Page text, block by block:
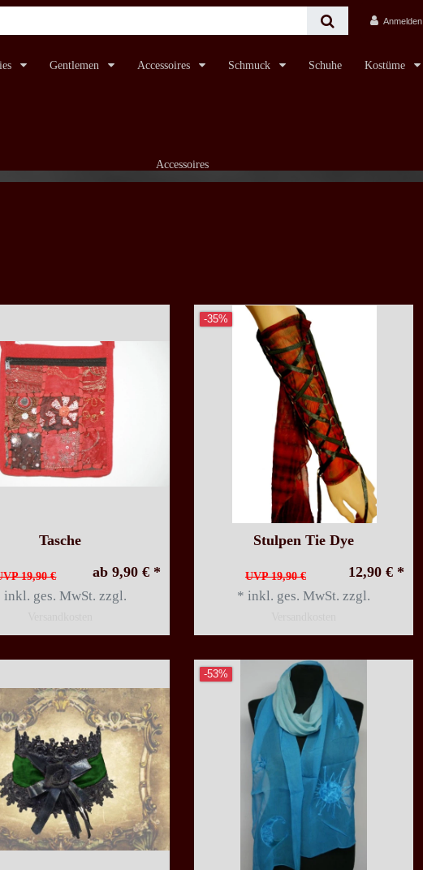
Anmelden
Gentlemen Accessoires Schmuck Schuhe Kostüme
Accessoires
Tasche
19,90 € ab 9,90 € *
inkl. ges. MwSt. zzgl.
-35%
Stulpen Tie Dye
UVP 19,90 € 12,90 € *
* inkl. ges. MwSt. zzgl.
-53%